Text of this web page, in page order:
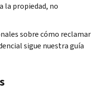
la propiedad, no
sobre cómo reclamar
sigue nuestra guía